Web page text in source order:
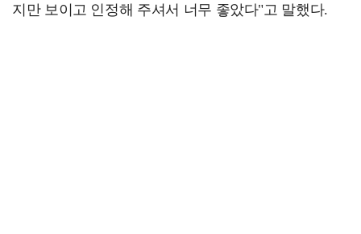
지만 보이고 인정해 주셔서 너무 좋았다"고 말했다.